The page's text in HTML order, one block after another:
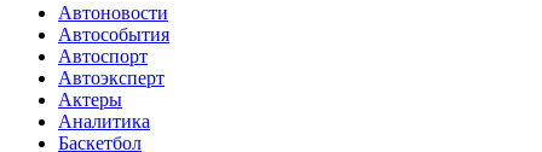
Автоновости
Автособытия
Автоспорт
Автоэксперт
Актеры
Аналитика
Баскетбол